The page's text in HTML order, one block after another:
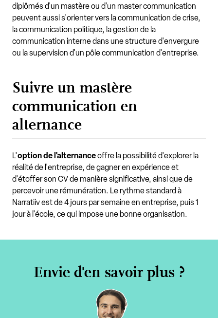
diplômés d'un mastère ou d'un master communication
peuvent aussi s'orienter vers la communication de crise,
la communication politique, la gestion de la
communication interne dans une structure d'envergure
ou la supervision d'un pôle communication d'entreprise.
Suivre un mastère
communication en
alternance
L'option de l'alternanceoffre la possibilité d'explorer la
réalité de l'entreprise, de gagner en expérience et
d'étoffer son CV de manière significative, ainsi que de
percevoir une rémunération. Le rythme standard à
Narratiiv est de 4 jours par semaine en entreprise, puis 1
jour à l'école, ce qui impose une bonne organisation.
Envie d'en savoir plus ?